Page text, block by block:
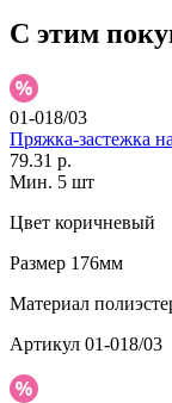
С этим
01-018/03
Пряжка-застежка
79.31 р.
Мин. 5 шт
Цвет коричневый
Размер 176мм
Материал
Артикул 01-018/03